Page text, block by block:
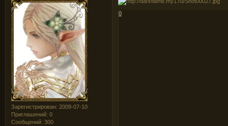
Зарегистрирован: 2009-07-10
Приглашений: 0
Сообщений: 300
0